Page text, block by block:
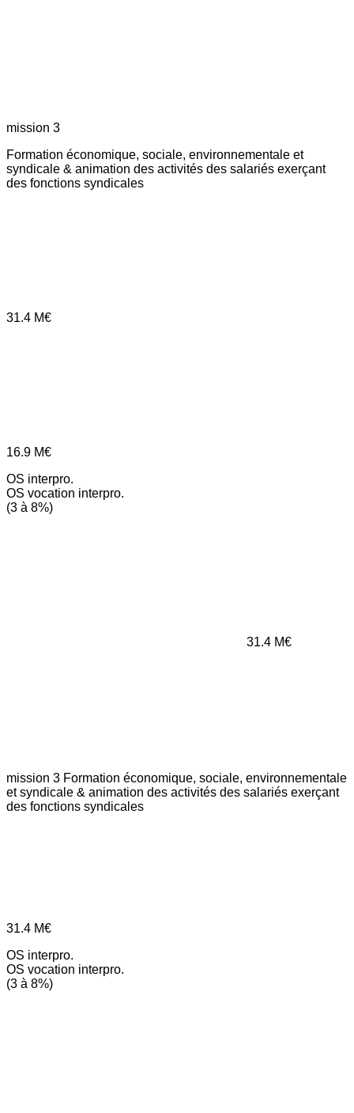
mission 3
Formation économique, sociale, environnementale et
syndicale & animation des activités des salariés exerçant
des fonctions syndicales
31.4 M€
16.9 M€
OS interpro.
OS vocation interpro.
(3 à 8%)
31.4 M€
mission 3 Formation économique, sociale, environnementale
et syndicale & animation des activités des salariés exerçant
des fonctions syndicales
31.4 M€
OS interpro.
OS vocation interpro.
(3 à 8%)